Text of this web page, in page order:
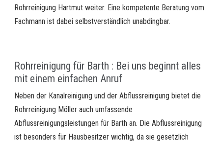
Rohrreinigung Hartmut weiter. Eine kompetente Beratung vom
Fachmann ist dabei selbstverständlich unabdingbar.
Rohrreinigung für Barth : Bei uns beginnt alles
mit einem einfachen Anruf
Neben der Kanalreinigung und der Abflussreinigung bietet die
Rohrreinigung Möller auch umfassende
Abflussreinigungsleistungen für Barth an. Die Abflussreinigung
ist besonders für Hausbesitzer wichtig, da sie gesetzlich